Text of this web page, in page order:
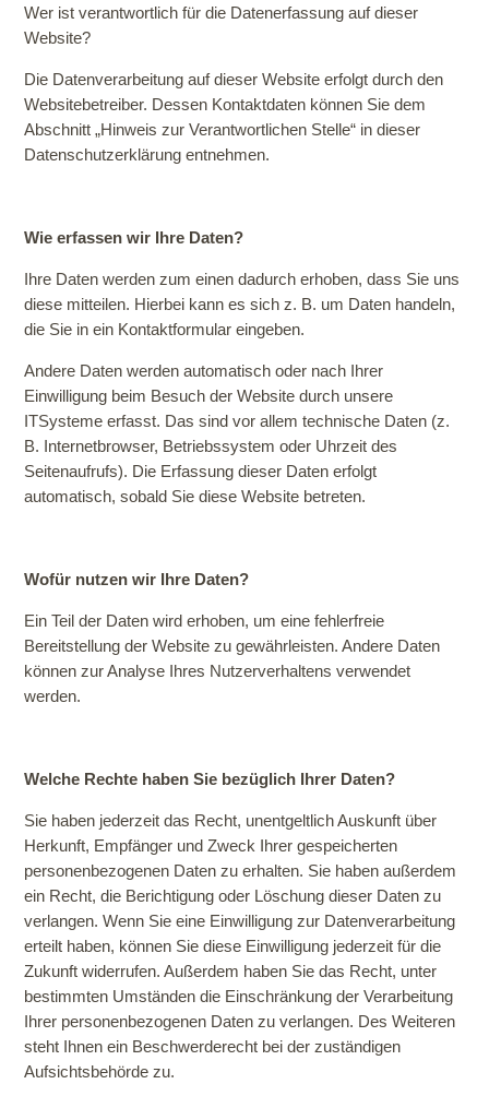
Wer ist verantwortlich für die Datenerfassung auf dieser
Website?
Die Datenverarbeitung auf dieser Website erfolgt durch den
Websitebetreiber. Dessen Kontaktdaten können Sie dem
Abschnitt „Hinweis zur Verantwortlichen Stelle“ in dieser
Datenschutzerklärung entnehmen.
Wie erfassen wir Ihre Daten?
Ihre Daten werden zum einen dadurch erhoben, dass Sie uns
diese mitteilen. Hierbei kann es sich z. B. um Daten handeln,
die Sie in ein Kontaktformular eingeben.
Andere Daten werden automatisch oder nach Ihrer
Einwilligung beim Besuch der Website durch unsere
ITSysteme erfasst. Das sind vor allem technische Daten (z.
B. Internetbrowser, Betriebssystem oder Uhrzeit des
Seitenaufrufs). Die Erfassung dieser Daten erfolgt
automatisch, sobald Sie diese Website betreten.
Wofür nutzen wir Ihre Daten?
Ein Teil der Daten wird erhoben, um eine fehlerfreie
Bereitstellung der Website zu gewährleisten. Andere Daten
können zur Analyse Ihres Nutzerverhaltens verwendet
werden.
Welche Rechte haben Sie bezüglich Ihrer Daten?
Sie haben jederzeit das Recht, unentgeltlich Auskunft über
Herkunft, Empfänger und Zweck Ihrer gespeicherten
personenbezogenen Daten zu erhalten. Sie haben außerdem
ein Recht, die Berichtigung oder Löschung dieser Daten zu
verlangen. Wenn Sie eine Einwilligung zur Datenverarbeitung
erteilt haben, können Sie diese Einwilligung jederzeit für die
Zukunft widerrufen. Außerdem haben Sie das Recht, unter
bestimmten Umständen die Einschränkung der Verarbeitung
Ihrer personenbezogenen Daten zu verlangen. Des Weiteren
steht Ihnen ein Beschwerderecht bei der zuständigen
Aufsichtsbehörde zu.